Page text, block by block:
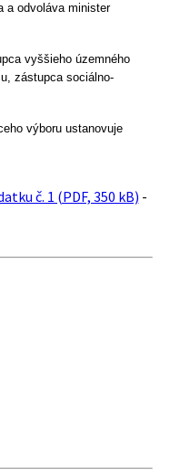
a odvoláva minister
vyššieho územného
zástupca sociálno-
výboru ustanovuje
č. 1 (PDF, 350 kB) -